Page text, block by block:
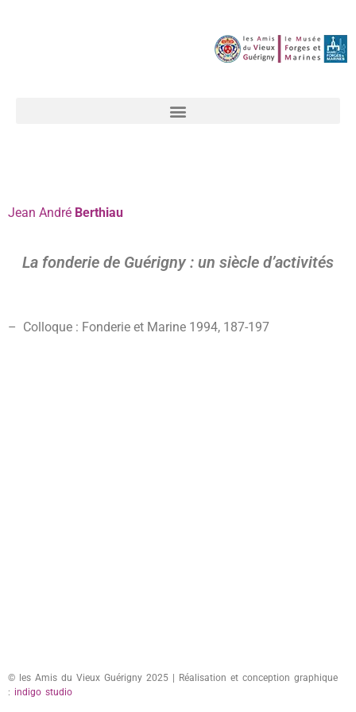
Jean André Berthiau
La fonderie de Guérigny : un siècle d’activités
– Colloque : Fonderie et Marine 1994, 187-197
© les Amis du Vieux Guérigny 2025 | Réalisation et conception graphique
: indigo studio